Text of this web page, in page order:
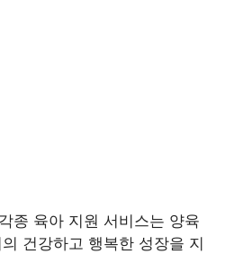
종 육아 지원 서비스는 양육
건강하고 행복한 성장을 지